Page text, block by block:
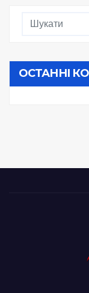
ОСТАННІ